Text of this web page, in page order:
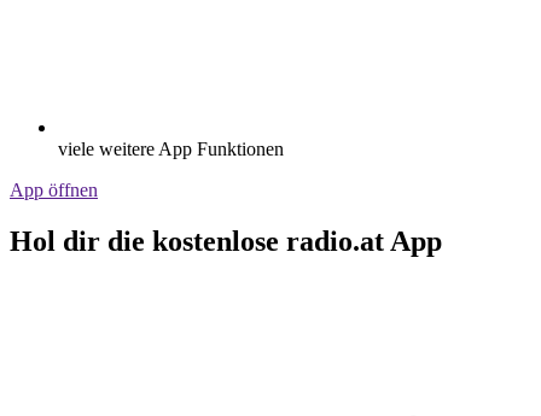
viele weitere App Funktionen
App öffnen
Hol dir die kostenlose radio.at App